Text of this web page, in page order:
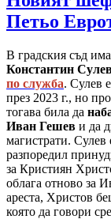
Петьо
В градския съд
Константин
по служба. Сулев
през 2023 г., но
тогава била да
Иван Гешев и да
магистрати. Сулев
разпоредил
за Кристиян
облага отново за
ареста, Христов
която да говори